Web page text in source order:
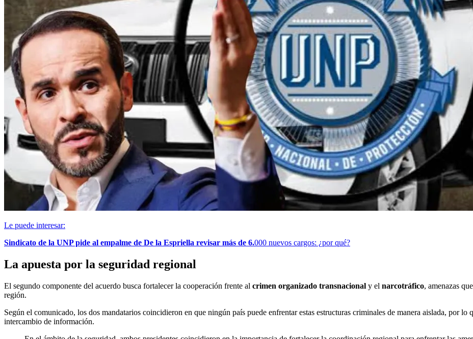
Le puede interesar:
Sindicato de la UNP pide al empalme de De la Espriella revisar más de 6.000 nuevos cargos: ¿por qué?
La apuesta por la seguridad regional
El segundo componente del acuerdo busca fortalecer la cooperación frente al crimen organizado transnacional y el narcotráfico, amenazas
región.
Según el comunicado, los dos mandatarios coincidieron en que ningún país puede enfrentar estas estructuras criminales de manera aislada, por
intercambio de información.